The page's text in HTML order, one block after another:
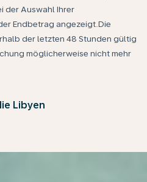
der Auswahl Ihrer
Endbetrag angezeigt.Die
der letzten 48 Stunden gültig
möglicherweise nicht mehr
Libyen